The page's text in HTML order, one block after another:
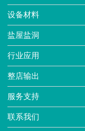
设备材料
盐屋盐洞
行业应用
整店输出
服务支持
联系我们